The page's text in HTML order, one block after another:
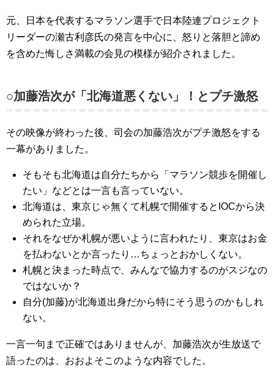
元、日本を代表するマラソン選手で日本陸連プロジェクト
リーダーの瀬古利彦氏の発言を中心に、怒りと落胆と諦め
を含めた悔しさ満載の会見の模様が紹介されました。
○加藤浩次が「北海道悪くない」！とプチ激怒
その映像が終わった後、司会の加藤浩次がプチ激怒をする
一幕がありました。
そもそも北海道は自分たちから「マラソン競歩を開催し
たい」などとは一言も言っていない。
北海道は、東京じゃ無くて札幌で開催するとIOCから決
められた立場。
それをなぜか札幌が悪いように言われたり、東京はお金
を払わないとか言ったり…ちょっとおかしくない。
札幌と決まった時点で、みんなで協力するのがスジなの
ではないか？
自分(加藤)が北海道出身だから特にそう思うのかもしれ
ない。
一言一句まで正確ではありませんが、加藤浩次が生放送で
語ったのは、おおよそこのような内容でした。